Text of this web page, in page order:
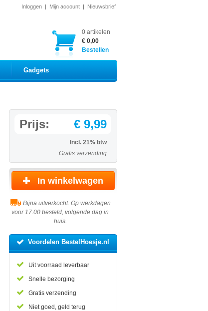
Inloggen | Mijn account | Nieuwsbrief
0 artikelen
€ 0,00
Bestellen
Gadgets
Prijs: € 9,99
Incl. 21% btw
Gratis verzending
Bijna uitverkocht. Op werkdagen
voor 17:00 besteld, volgende dag in
huis.
Voordelen BestelHoesje.nl
Uit voorraad leverbaar
Snelle bezorging
Gratis verzending
Niet goed, geld terug